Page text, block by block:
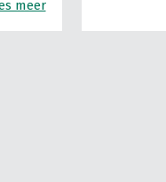
meer